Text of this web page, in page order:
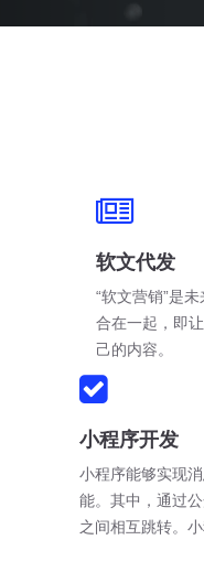
软文代发
“软文营销”是
合在一起，即
己的内容。
小程序开发
小程序能够实现
能。其中，通过
之间相互跳转。